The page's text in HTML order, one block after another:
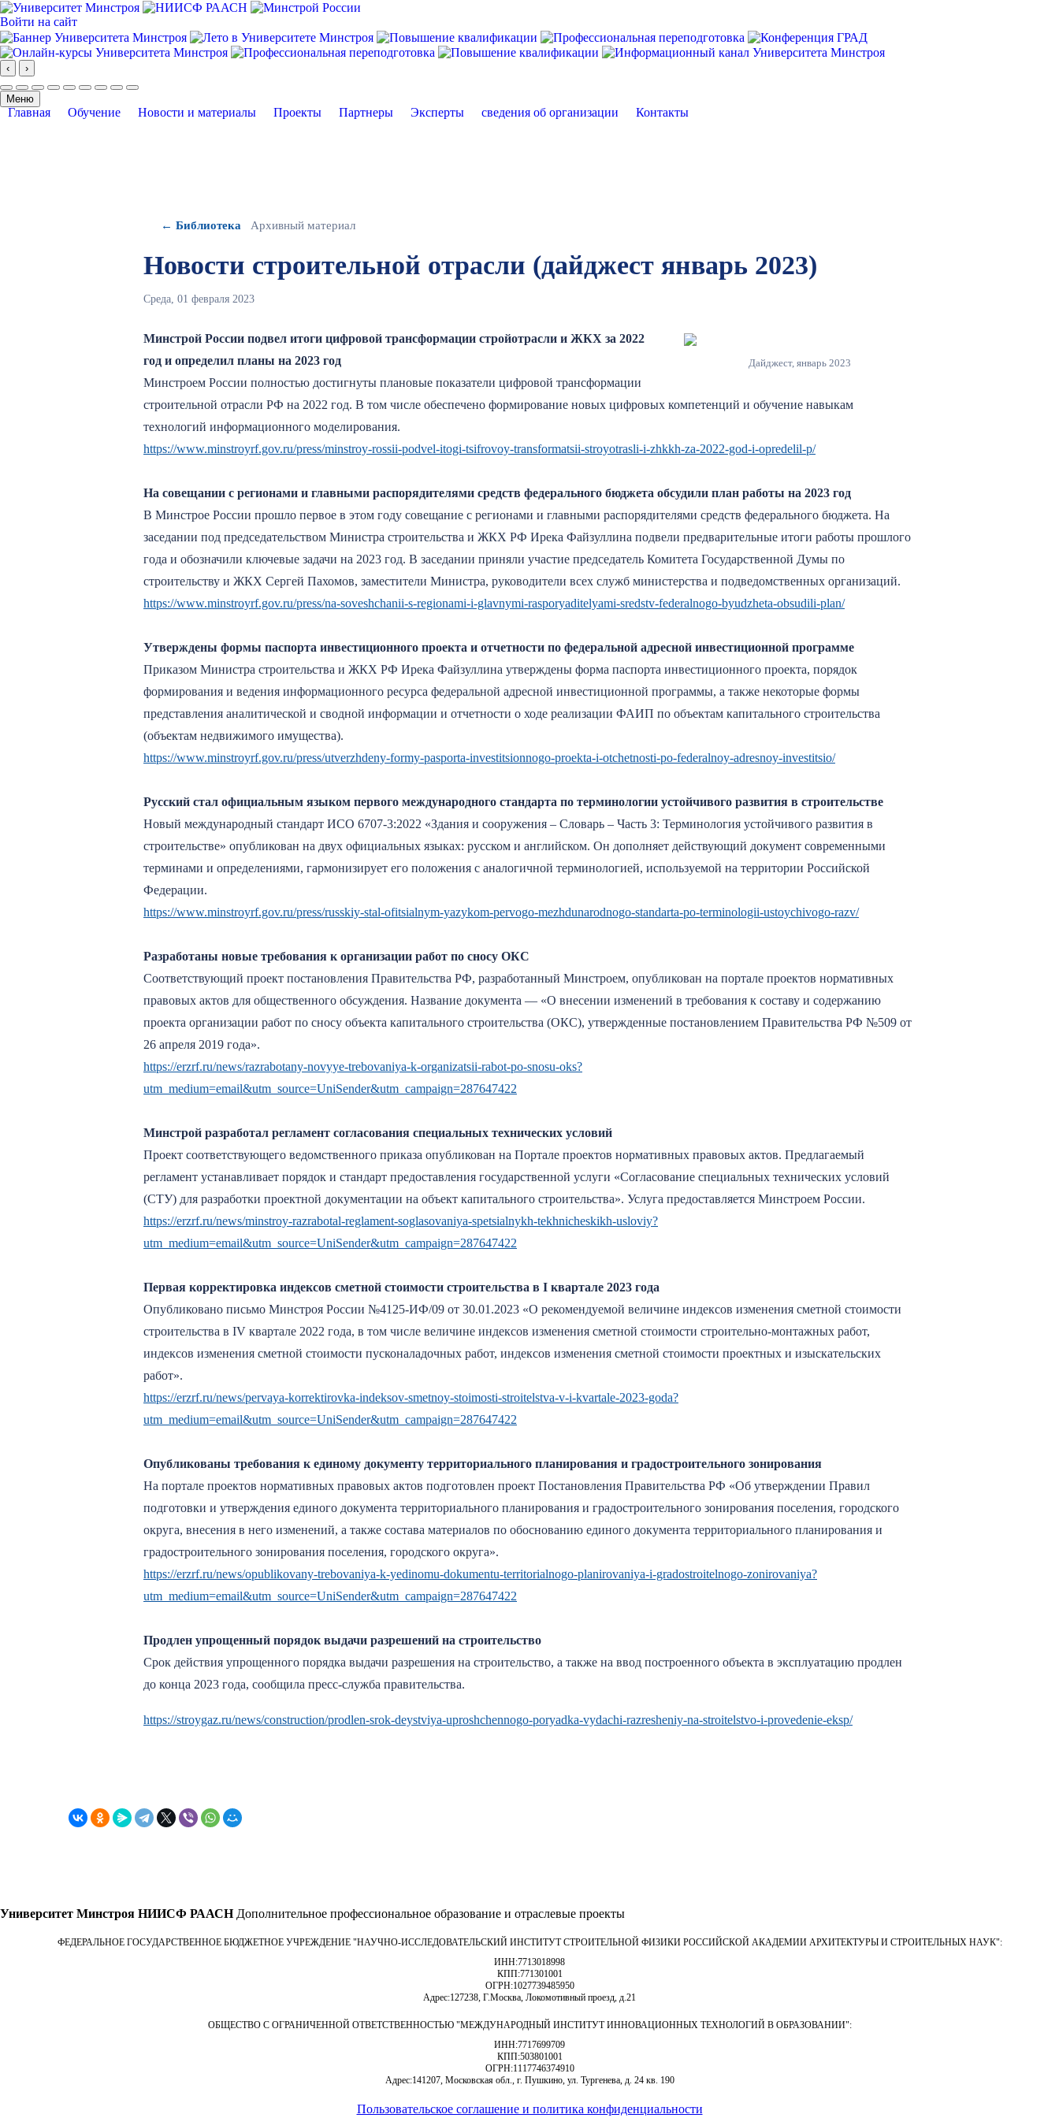
Войти на сайт
‹ ›
Меню
Главная Обучение Новости и материалы Проекты Партнеры Эксперты сведения об организации Контакты
← Библиотека Архивный материал
Новости строительной отрасли (дайджест январь 2023)
Среда, 01 февраля 2023
Дайджест, январь 2023
Минстрой России подвел итоги цифровой трансформации стройотрасли и ЖКХ за 2022
год и определил планы на 2023 год
Минстроем России полностью достигнуты плановые показатели цифровой трансформации
строительной отрасли РФ на 2022 год. В том числе обеспечено формирование новых цифровых компетенций и обучение навыкам
технологий информационного моделирования.
https://www.minstroyrf.gov.ru/press/minstroy-rossii-podvel-itogi-tsifrovoy-transformatsii-stroyotrasli-i-zhkkh-za-2022-god-i-opredelil-p/
На совещании с регионами и главными распорядителями средств федерального бюджета обсудили план работы на 2023 год
В Минстрое России прошло первое в этом году совещание с регионами и главными распорядителями средств федерального бюджета. На
заседании под председательством Министра строительства и ЖКХ РФ Ирека Файзуллина подвели предварительные итоги работы прошлого
года и обозначили ключевые задачи на 2023 год. В заседании приняли участие председатель Комитета Государственной Думы по
строительству и ЖКХ Сергей Пахомов, заместители Министра, руководители всех служб министерства и подведомственных организаций.
https://www.minstroyrf.gov.ru/press/na-soveshchanii-s-regionami-i-glavnymi-rasporyaditelyami-sredstv-federalnogo-byudzheta-obsudili-plan/
Утверждены формы паспорта инвестиционного проекта и отчетности по федеральной адресной инвестиционной программе
Приказом Министра строительства и ЖКХ РФ Ирека Файзуллина утверждены форма паспорта инвестиционного проекта, порядок
формирования и ведения информационного ресурса федеральной адресной инвестиционной программы, а также некоторые формы
представления аналитической и сводной информации и отчетности о ходе реализации ФАИП по объектам капитального строительства
(объектам недвижимого имущества).
https://www.minstroyrf.gov.ru/press/utverzhdeny-formy-pasporta-investitsionnogo-proekta-i-otchetnosti-po-federalnoy-adresnoy-investitsio/
Русский стал официальным языком первого международного стандарта по терминологии устойчивого развития в строительстве
Новый международный стандарт ИСО 6707-3:2022 «Здания и сооружения – Словарь – Часть 3: Терминология устойчивого развития в
строительстве» опубликован на двух официальных языках: русском и английском. Он дополняет действующий документ современными
терминами и определениями, гармонизирует его положения с аналогичной терминологией, используемой на территории Российской
Федерации.
https://www.minstroyrf.gov.ru/press/russkiy-stal-ofitsialnym-yazykom-pervogo-mezhdunarodnogo-standarta-po-terminologii-ustoychivogo-razv/
Разработаны новые требования к организации работ по сносу ОКС
Соответствующий проект постановления Правительства РФ, разработанный Минстроем, опубликован на портале проектов нормативных
правовых актов для общественного обсуждения. Название документа — «О внесении изменений в требования к составу и содержанию
проекта организации работ по сносу объекта капитального строительства (ОКС), утвержденные постановлением Правительства РФ №509 от
26 апреля 2019 года».
https://erzrf.ru/news/razrabotany-novyye-trebovaniya-k-organizatsii-rabot-po-snosu-oks?
utm_medium=email&utm_source=UniSender&utm_campaign=287647422
Минстрой разработал регламент согласования специальных технических условий
Проект соответствующего ведомственного приказа опубликован на Портале проектов нормативных правовых актов. Предлагаемый
регламент устанавливает порядок и стандарт предоставления государственной услуги «Согласование специальных технических условий
(СТУ) для разработки проектной документации на объект капитального строительства». Услуга предоставляется Минстроем России.
https://erzrf.ru/news/minstroy-razrabotal-reglament-soglasovaniya-spetsialnykh-tekhnicheskikh-usloviy?
utm_medium=email&utm_source=UniSender&utm_campaign=287647422
Первая корректировка индексов сметной стоимости строительства в I квартале 2023 года
Опубликовано письмо Минстроя России №4125-ИФ/09 от 30.01.2023 «О рекомендуемой величине индексов изменения сметной стоимости
строительства в IV квартале 2022 года, в том числе величине индексов изменения сметной стоимости строительно-монтажных работ,
индексов изменения сметной стоимости пусконаладочных работ, индексов изменения сметной стоимости проектных и изыскательских
работ».
https://erzrf.ru/news/pervaya-korrektirovka-indeksov-smetnoy-stoimosti-stroitelstva-v-i-kvartale-2023-goda?
utm_medium=email&utm_source=UniSender&utm_campaign=287647422
Опубликованы требования к единому документу территориального планирования и градостроительного зонирования
На портале проектов нормативных правовых актов подготовлен проект Постановления Правительства РФ «Об утверждении Правил
подготовки и утверждения единого документа территориального планирования и градостроительного зонирования поселения, городского
округа, внесения в него изменений, а также состава материалов по обоснованию единого документа территориального планирования и
градостроительного зонирования поселения, городского округа».
https://erzrf.ru/news/opublikovany-trebovaniya-k-yedinomu-dokumentu-territorialnogo-planirovaniya-i-gradostroitelnogo-zonirovaniya?
utm_medium=email&utm_source=UniSender&utm_campaign=287647422
Продлен упрощенный порядок выдачи разрешений на строительство
Срок действия упрощенного порядка выдачи разрешения на строительство, а также на ввод построенного объекта в эксплуатацию продлен
до конца 2023 года, сообщила пресс-служба правительства.
https://stroygaz.ru/news/construction/prodlen-srok-deystviya-uproshchennogo-poryadka-vydachi-razresheniy-na-stroitelstvo-i-provedenie-eksp/
Университет Минстроя НИИСФ РААСН Дополнительное профессиональное образование и отраслевые проекты
ФЕДЕРАЛЬНОЕ ГОСУДАРСТВЕННОЕ БЮДЖЕТНОЕ УЧРЕЖДЕНИЕ "НАУЧНО-ИССЛЕДОВАТЕЛЬСКИЙ ИНСТИТУТ СТРОИТЕЛЬНОЙ ФИЗИКИ РОССИЙСКОЙ АКАДЕМИИ АРХИТЕКТУРЫ И СТРОИТЕЛЬНЫХ НАУК":
ИНН:7713018998
КПП:771301001
ОГРН:1027739485950
Адрес:127238, Г.Москва, Локомотивный проезд, д.21
ОБЩЕСТВО С ОГРАНИЧЕННОЙ ОТВЕТСТВЕННОСТЬЮ "МЕЖДУНАРОДНЫЙ ИНСТИТУТ ИННОВАЦИОННЫХ ТЕХНОЛОГИЙ В ОБРАЗОВАНИИ":
ИНН:7717699709
КПП:503801001
ОГРН:1117746374910
Адрес:141207, Московская обл., г. Пушкино, ул. Тургенева, д. 24 кв. 190
Пользовательское соглашение и политика конфиденциальности